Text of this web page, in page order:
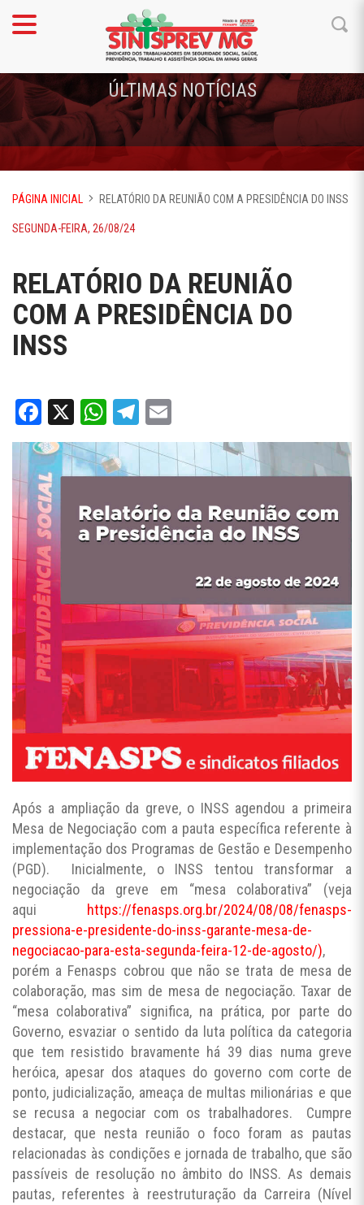
ÚLTIMAS NOTÍCIAS
PÁGINA INICIAL RELATÓRIO DA REUNIÃO COM A PRESIDÊNCIA DO INSS
SEGUNDA-FEIRA, 26/08/24
RELATÓRIO DA REUNIÃO
COM A PRESIDÊNCIA DO
INSS
Facebook
X WhatsApp
Telegram
Após a ampliação da greve, o INSS agendou a primeira
Mesa de Negociação com a pauta específica referente à
implementação dos Programas de Gestão e Desempenho
(PGD). Inicialmente, o INSS tentou transformar a
negociação da greve em “mesa colaborativa” (veja
aqui https://fenasps.org.br/2024/08/08/fenasps-
pressiona-e-presidente-do-inss-garante-mesa-de-
negociacao-para-esta-segunda-feira-12-de-agosto/),
porém a Fenasps cobrou que não se trata de mesa de
colaboração, mas sim de mesa de negociação. Taxar de
“mesa colaborativa” significa, na prática, por parte do
Governo, esvaziar o sentido da luta política da categoria
que tem resistido bravamente há 39 dias numa greve
heróica, apesar dos ataques do governo com corte de
ponto, judicialização, ameaça de multas milionárias e que
se recusa a negociar com os trabalhadores. Cumpre
destacar, que nesta reunião o foco foram as pautas
relacionadas às condições e jornada de trabalho, que são
passíveis de resolução no âmbito do INSS. As demais
pautas, referentes à reestruturação da Carreira (Nível